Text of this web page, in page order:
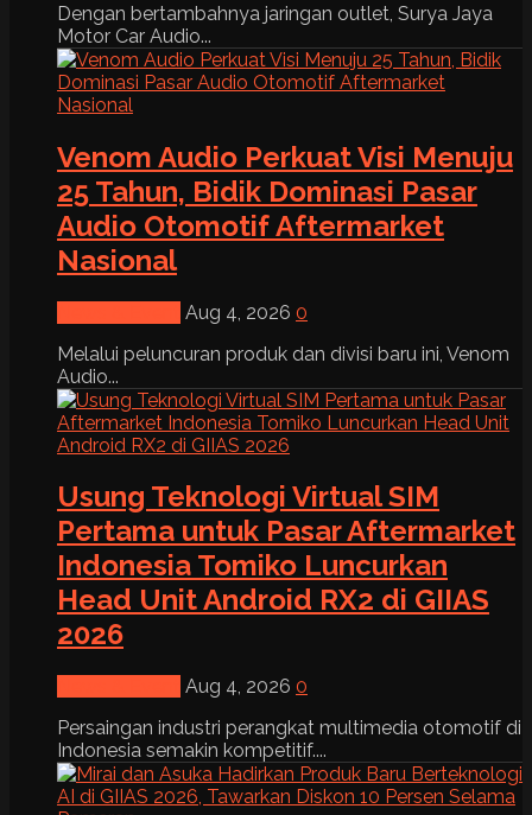
Dengan bertambahnya jaringan outlet, Surya Jaya
Motor Car Audio...
Venom Audio Perkuat Visi Menuju
25 Tahun, Bidik Dominasi Pasar
Audio Otomotif Aftermarket
Nasional
Aug 4, 2026 0
Melalui peluncuran produk dan divisi baru ini, Venom
Audio...
Usung Teknologi Virtual SIM
Pertama untuk Pasar Aftermarket
Indonesia Tomiko Luncurkan
Head Unit Android RX2 di GIIAS
2026
Aug 4, 2026 0
Persaingan industri perangkat multimedia otomotif di
Indonesia semakin kompetitif....